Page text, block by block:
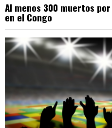
Al menos 300 muertos
en el Congo